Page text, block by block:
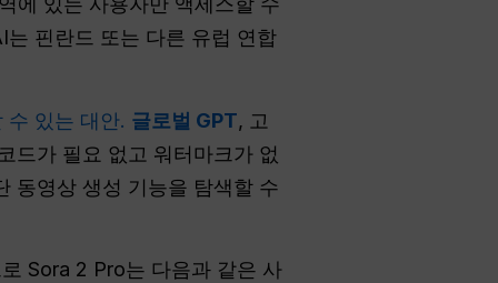
핀란드 또는 다른 유럽 연합
수 있는 대안. 글로벌 GPT, 고
드가 필요 없고 워터마크가 없
동영상 생성 기능을 탐색할 수
Sora 2 Pro는 다음과 같은 사